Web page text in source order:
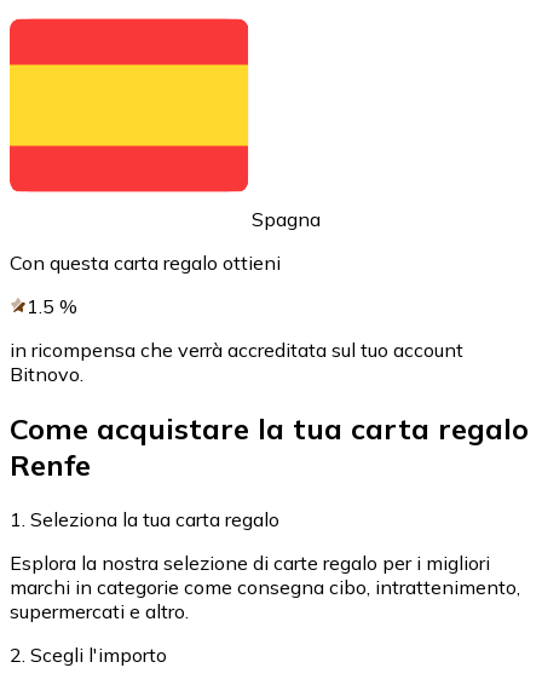
Aggiungi fondi al tuo conto Bitnovo o fai acquisti
Acquista con bonifico bancario
Carta di credito / debito
Usa le carte Visa e Mastercard per acquistare
Acquista con carta
Negozio - Carte regalo
Acquista gift card dei tuoi marchi preferiti con
Spagna
Con questa carta regalo ottieni
1.5 %
in ricompensa che verrà accreditata sul tuo account
Bitnovo.
Come acquistare la tua carta regalo
Renfe
1. Seleziona la tua carta regalo
Esplora la nostra selezione di carte regalo per i migliori
marchi in categorie come consegna cibo, intrattenimento,
supermercati e altro.
2. Scegli l'importo